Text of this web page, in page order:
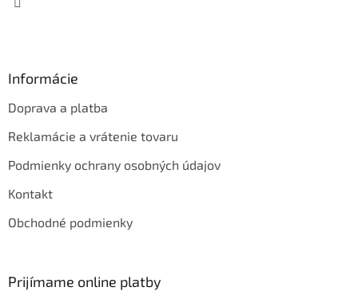
Informácie
Doprava a platba
Reklamácie a vrátenie tovaru
Podmienky ochrany osobných údajov
Kontakt
Obchodné podmienky
Prijímame online platby